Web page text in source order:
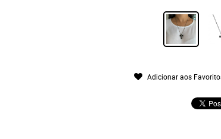
Adicionar aos